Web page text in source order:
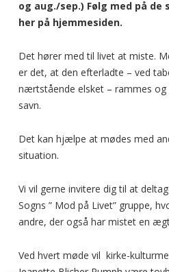
og aug./sep.) Følg med på de
her på hjemmesiden.
Det hører med til livet at miste.
er det, at den efterladte – ved
nærtstående elsket – rammes
savn.
Det kan hjælpe at mødes med
situation.
Vi vil gerne invitere dig til at
Sogns ” Mod på Livet” gruppe,
andre, der også har mistet en
Ved hvert møde vil kirke-